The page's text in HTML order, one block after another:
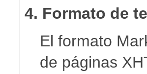
4. Formato de
El formato
de páginas